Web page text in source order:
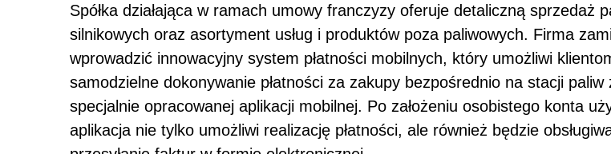
Spółka działająca w ramach umowy franczyzy oferuje detaliczną sprzedaż
silnikowych oraz asortyment usług i produktów poza paliwowych. Firma
wprowadzić innowacyjny system płatności mobilnych, który umożliwi
samodzielne dokonywanie płatności za zakupy bezpośrednio na stacji paliw
specjalnie opracowanej aplikacji mobilnej. Po założeniu osobistego konta
aplikacja nie tylko umożliwi realizację płatności, ale również będzie